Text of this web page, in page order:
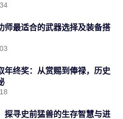
师最适合的武器选择及装备搭
年终奖：从赏赐到俸禄，历史
探寻史前猛兽的生存智慧与进